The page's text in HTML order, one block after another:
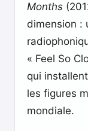
Months
dimension :
« Feel So
qui
les figures
mondiale.